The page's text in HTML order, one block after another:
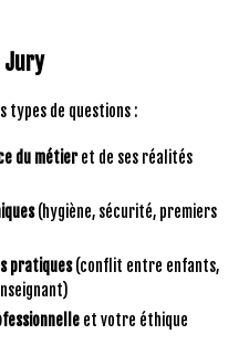
Jury
types de questions :
du métieret de ses réalités
(hygiène, sécurité, premiers
pratiques(conflit entre enfants,
et votre éthique